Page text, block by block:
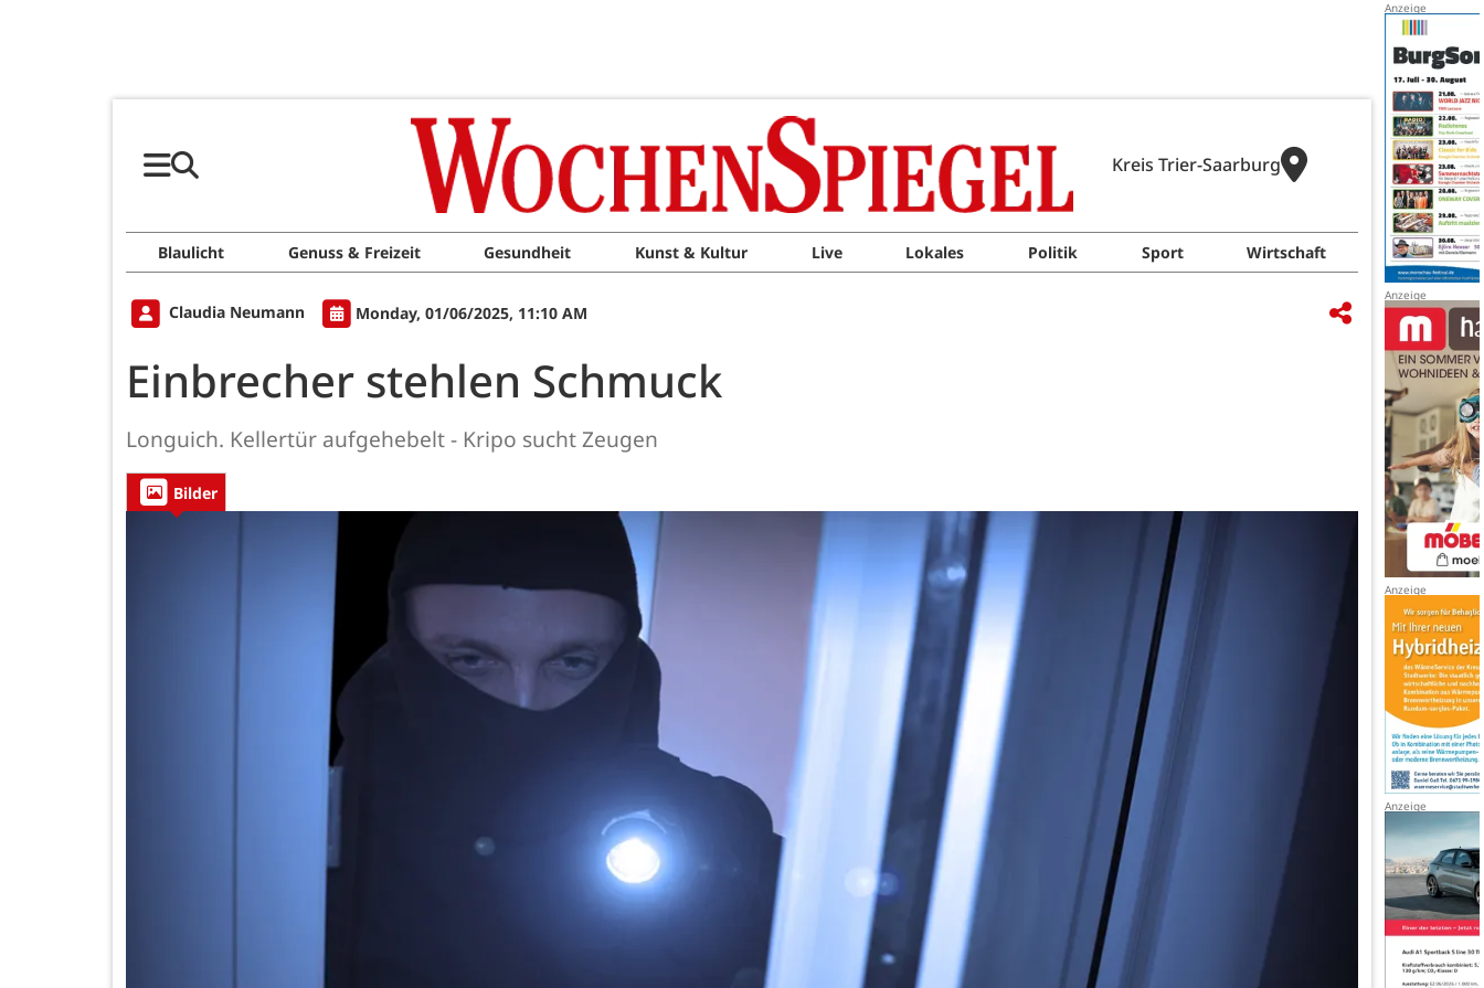
Kreis Trier-Saarburg
Blaulicht Genuss & Freizeit Gesundheit Kunst & Kultur Live Lokales Politik Sport Wirtschaft
Claudia Neumann Monday, 01/06/2025, 11:10 AM
Einbrecher stehlen Schmuck
Longuich. Kellertür aufgehebelt - Kripo sucht Zeugen
Bilder